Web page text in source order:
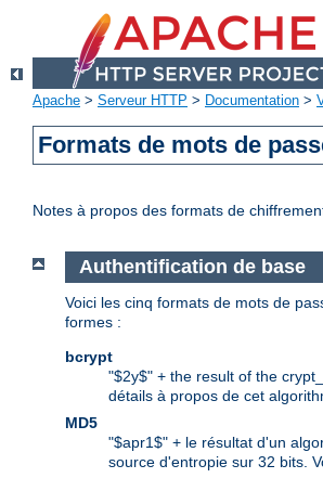
Apache > Serveur HTTP > Documentation >
Formats de mots de
Notes à propos des formats de
Authentification de base
Voici les cinq formats de mots de
formes :
bcrypt
"$2y$" + the result of the
détails à propos de cet
MD5
"$apr1$" + le résultat d'un
source d'entropie sur 32 bits.